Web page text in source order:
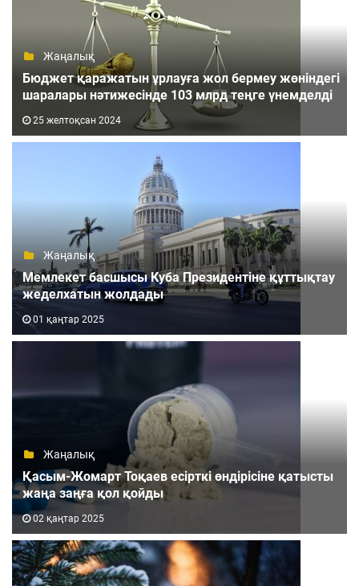
Жаңалық
Бюджет қаражатын ұрлауға жол бермеу жөніндегі
шаралары нәтижесінде 103 млрд теңге үнемделді
25 желтоқсан 2024
Жаңалық
Мемлекет басшысы Куба Президентіне құттықтау
жеделхатын жолдады
01 қаңтар 2025
Жаңалық
Қасым-Жомарт Тоқаев есірткі өндірісіне қатысты
жаңа заңға қол қойды
02 қаңтар 2025